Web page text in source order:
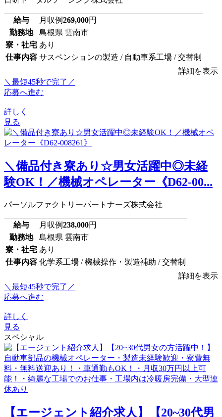
給与 月収例269,000円
勤務地
島根県 雲南市
寮・社宅 あり
仕事内容 サスペンションの製造 / 自動車系工場 / 交替制
詳細を表示
＼最短45秒で完了／
応募へ進む
詳しく
見る
＼備品付き寮あり☆男女活躍中◎未経
験OK！／機械オペレーター《D62-00...
パーソルファクトリーパートナーズ株式会社
給与 月収例238,000円
勤務地
島根県 雲南市
寮・社宅 あり
仕事内容 化学系工場 / 機械操作・製造補助 / 交替制
詳細を表示
＼最短45秒で完了／
応募へ進む
詳しく
見る
スペシャル
【エージェント紹介求人】【20~30代男